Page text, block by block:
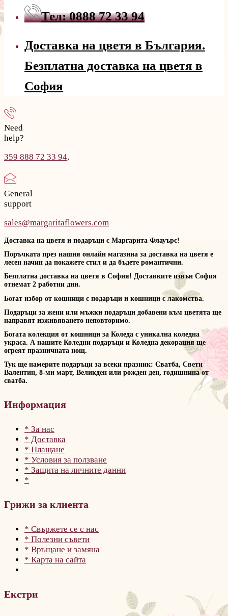
Тел: 0888 72 33 94
Доставка на цветя в България.
Безплатна доставка на цветя в
София
Need
help?
359 888 72 33 94,
General
support
sales@margaritaflowers.com
Доставка на цветя и подаръци с Маргарита Флауърс!
Поръчката през нашия онлайн магазина за доставка на цветя е
лесен начин да покажете стил и да бъдете романтични.
Безплатна доставка на цветя в София! Доставките извън София
отнемат 2 работни дни.
Богат избор от кошници с подаръци и кошници с лакомства.
Подаръци за жени или мъжки подаръци добавени към цветята ще
направят изживяването неповторимо.
Богата колекция от кошници за Коледа с уникална коледна
украса. А нашите Коледни подаръци и Коледна декорация ще
огреят празничната нощ.
Тук ще намерите подаръци за всеки празник: Сватба, Свети
Валентин, 8-ми март, Великден или рожден ден, годишнина от
сватба.
Информация
* За нас
* Доставка
* Плащане
* Условия за ползване
* Защита на личните данни
*
Грижи за клиента
* Свържете се с нас
* Полезни съвети
* Връщане и замяна
* Карта на сайта
Екстри